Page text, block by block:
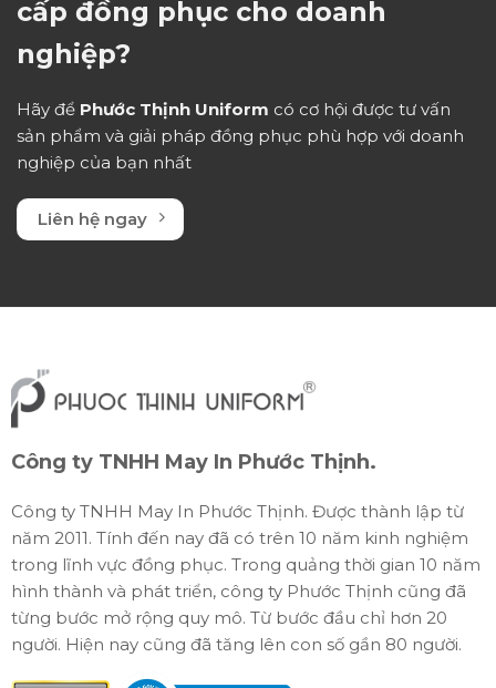
cấp đồng phục cho doanh
nghiệp?
Hãy để Phước Thịnh Uniform có cơ hội được tư vấn
sản phẩm và giải pháp đồng phục phù hợp với doanh
nghiệp của bạn nhất
Liên hệ ngay
Công ty TNHH May In Phước Thịnh.
Công ty TNHH May In Phước Thịnh. Được thành lập từ
năm 2011. Tính đến nay đã có trên 10 năm kinh nghiệm
trong lĩnh vực đồng phục. Trong quảng thời gian 10 năm
hình thành và phát triển, công ty Phước Thịnh cũng đã
từng bước mở rộng quy mô. Từ bước đầu chỉ hơn 20
người. Hiện nay cũng đã tăng lên con số gần 80 người.